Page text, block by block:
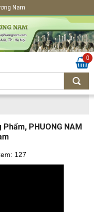
Nam
0
PHUONG NAM
127